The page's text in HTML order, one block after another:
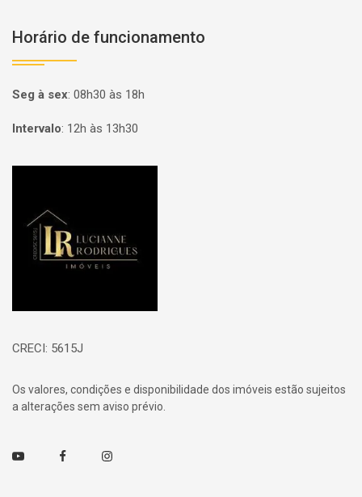
Horário de funcionamento
Seg à sex: 08h30 às 18h
Intervalo: 12h às 13h30
CRECI: 5615J
Os valores, condições e disponibilidade dos imóveis estão sujeitos
a alterações sem aviso prévio.
Youtube FacebookInstagram